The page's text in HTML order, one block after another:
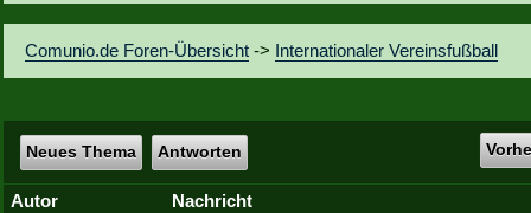
Vereinsdiskussion
Vereinsfragen
Comunio.de Foren-Übersicht -> Internationaler Vereinsfußball
Neues Thema Antworten
Autor
Nachricht